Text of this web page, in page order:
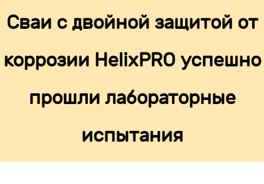
Сваи с двойной защитой от
коррозии HelixPRO успешно
прошли лабораторные
испытания